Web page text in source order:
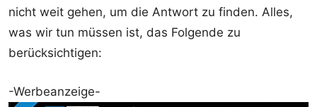
nicht weit gehen, um die Antwort zu finden. Alles,
was wir tun müssen ist, das Folgende zu
berücksichtigen:
-Werbeanzeige-